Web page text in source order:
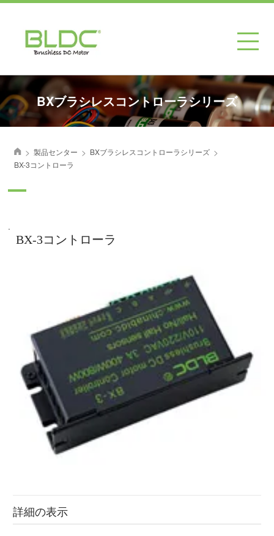
BXブラシレスコントローラシリーズ
首页
> 製品センター > BXブラシレスコントローラシリーズ >
BX-3コントローラ
.
BX-3コントローラ
詳細の表示